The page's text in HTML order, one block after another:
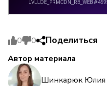
0 0 Поделиться
Автор материала
Шинкарюк Юлия